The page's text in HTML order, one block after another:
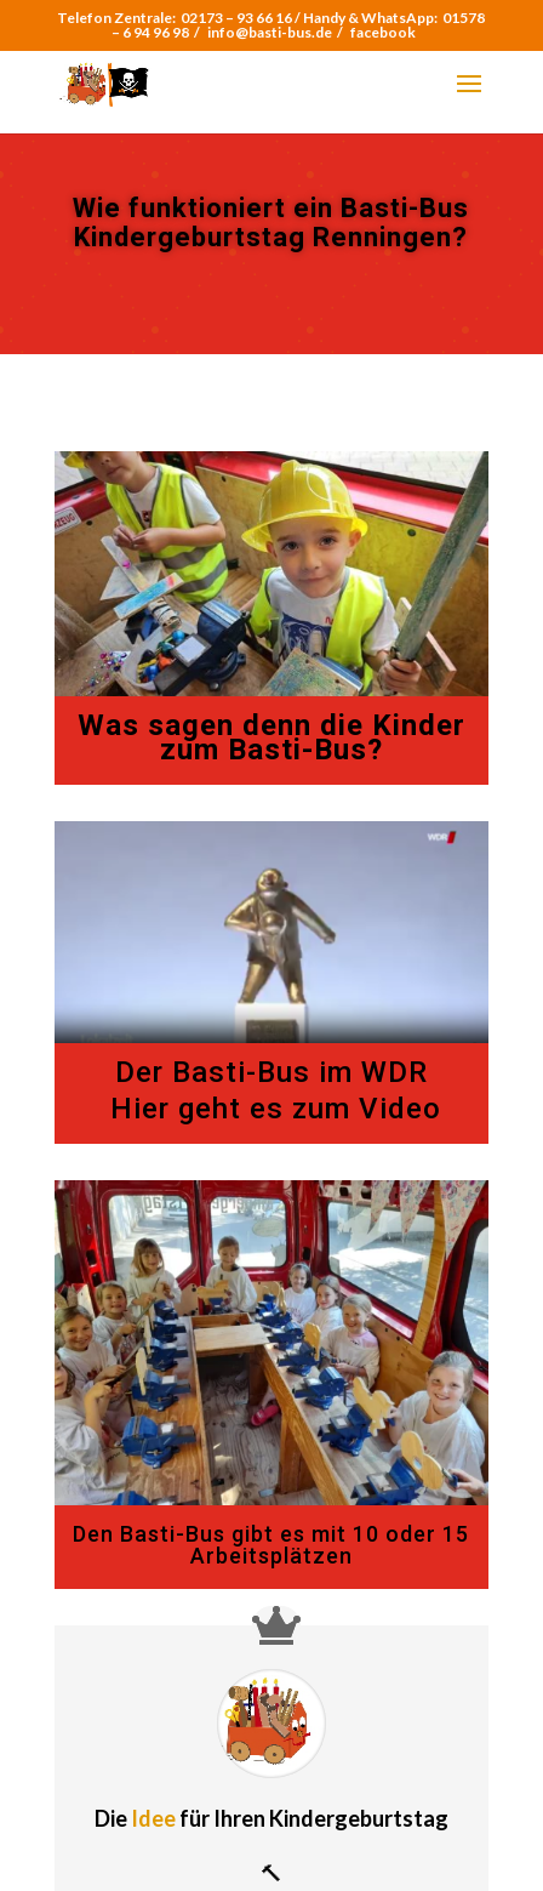
Telefon Zentrale: 02173 – 93 66 16 / Handy & WhatsApp: 01578
– 6 94 96 98 / info@basti-bus.de / facebook
Wie funktioniert ein Basti-Bus
Kindergeburtstag Renningen?
Was sagen denn die Kinder
zum Basti-Bus?
Der Basti-Bus im WDR
Hier geht es zum Video
Den Basti-Bus gibt es mit 10 oder 15
Arbeitsplätzen
Die Ideefür Ihren Kindergeburtstag
🔨